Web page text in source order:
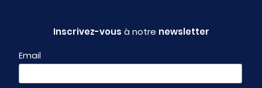
Inscrivez-vous à notre newsletter
Email